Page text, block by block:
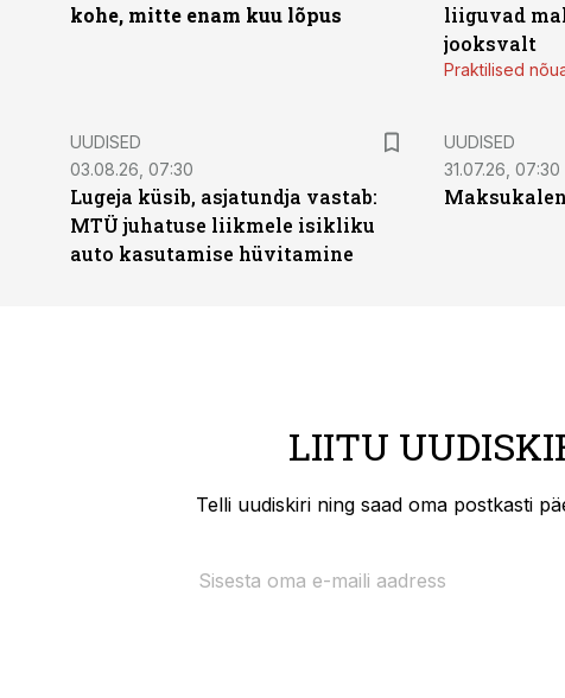
kohe, mitte enam kuu lõpus
liiguvad
jooksvalt
Praktilised
UUDISED
03.08.26, 07:30
Lugeja küsib, asjatundja vastab:
MTÜ juhatuse liikmele isikliku
auto kasutamise hüvitamine
UUDISED
31.07.26, 07:30
LIITU
Telli uudiskiri ning saad oma postkasti